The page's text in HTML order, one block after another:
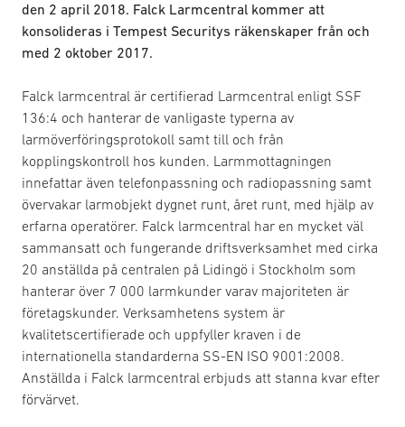
den 2 april 2018. Falck Larmcentral kommer att
konsolideras i Tempest Securitys räkenskaper från och
med 2 oktober 2017.
Falck larmcentral är certifierad Larmcentral enligt SSF
136:4 och hanterar de vanligaste typerna av
larmöverföringsprotokoll samt till och från
kopplingskontroll hos kunden. Larmmottagningen
innefattar även telefonpassning och radiopassning samt
övervakar larmobjekt dygnet runt, året runt, med hjälp av
erfarna operatörer. Falck larmcentral har en mycket väl
sammansatt och fungerande driftsverksamhet med cirka
20 anställda på centralen på Lidingö i Stockholm som
hanterar över 7 000 larmkunder varav majoriteten är
företagskunder. Verksamhetens system är
kvalitetscertifierade och uppfyller kraven i de
internationella standarderna SS-EN ISO 9001:2008.
Anställda i Falck larmcentral erbjuds att stanna kvar efter
förvärvet.